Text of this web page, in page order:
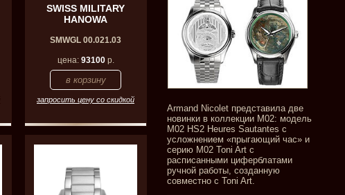
Armand Nicolet представила две
новинки в коллекции M02: модель
M02 HS2 Heures Sautantes с
усложнением «прыгающий час» и
серию M02 Toni Art с
расписанными циферблатами
ручной работы, созданную
совместно с Toni Art.
SWISS MILITARY
HANOWA
SMWGL 00.021.03
цена: 93100р.
запросить цену со скидкой